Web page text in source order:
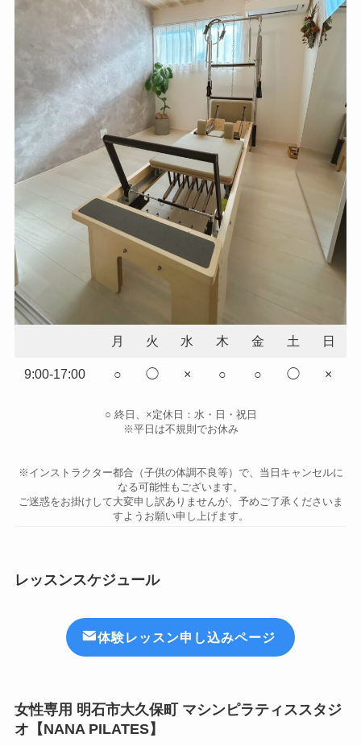
月 火 水 木 金 土 日
9:00-17:00 ○ ◯ × ○ ○ ◯ ×
○ 終日、×定休日：水・日・祝日
※平日は不規則でお休み
※インストラクター都合（子供の体調不良等）で、当日キャンセルに
なる可能性もございます。
ご迷惑をお掛けして大変申し訳ありませんが、予めご了承くださいま
すようお願い申し上げます。
レッスンスケジュール
体験レッスン申し込みページ
女性専用 明石市大久保町 マシンピラティススタジ
オ【NANA PILATES】